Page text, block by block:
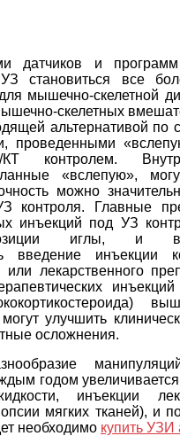
датчиков и программ
становиться все
мышечно-скелетной
скелетных
альтернативой по
проведенными
КТ контролем.
«вслепую»,
можно
контроля. Главные
инъекций под УЗ
иглы, и
введение инъекции
лекарственного
улучшить
осложнения.
годом
инъекции
мягких тканей), и
необходимо купить УЗИ